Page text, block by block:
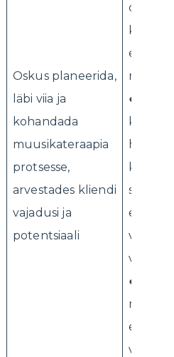
Oskus planeerida,
läbi viia ja
kohandada
muusikateraapia
protsesse,
arvestades kliendi
vajadusi ja
potentsiaali
oskusi
●
●
valida